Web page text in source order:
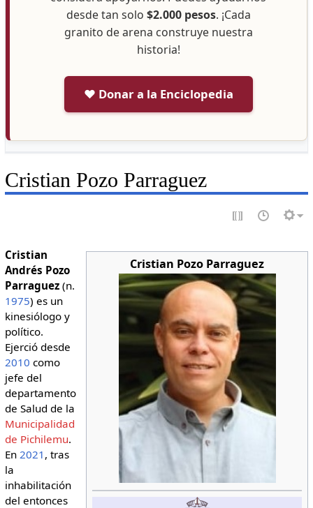
desde tan solo $2.000 pesos. ¡Cada
granito de arena construye nuestra
historia!
❤️ Donar a la Enciclopedia
Cristian Pozo Parraguez
Cristian Pozo Parraguez
Cristian
Andrés Pozo
Parraguez(n.
1975) es un
kinesiólogo y
político.
Ejerció desde
2010 como
jefe del
departamento
de Salud de la
Municipalidad
de Pichilemu.
En 2021 , tras
la
inhabilitación
del entonces